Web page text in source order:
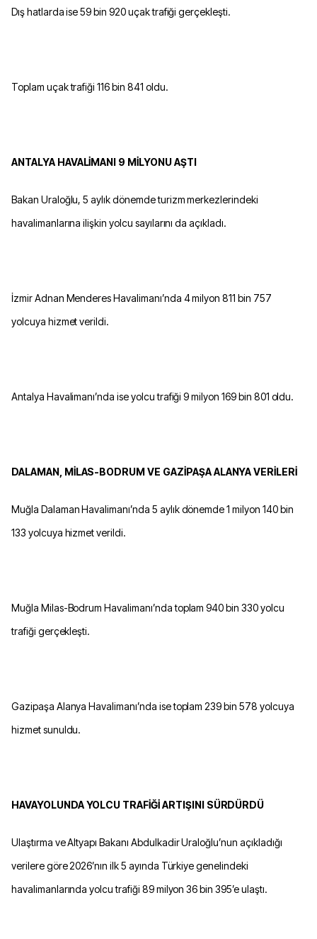
Dış hatlarda ise 59 bin 920 uçak trafiği gerçekleşti.
Toplam uçak trafiği 116 bin 841 oldu.
ANTALYA HAVALİMANI 9 MİLYONU AŞTI
Bakan Uraloğlu, 5 aylık dönemde turizm merkezlerindeki
havalimanlarına ilişkin yolcu sayılarını da açıkladı.
İzmir Adnan Menderes Havalimanı’nda 4 milyon 811 bin 757
yolcuya hizmet verildi.
Antalya Havalimanı’nda ise yolcu trafiği 9 milyon 169 bin 801 oldu.
DALAMAN, MİLAS-BODRUM VE GAZİPAŞA ALANYA VERİLERİ
Muğla Dalaman Havalimanı’nda 5 aylık dönemde 1 milyon 140 bin
133 yolcuya hizmet verildi.
Muğla Milas-Bodrum Havalimanı’nda toplam 940 bin 330 yolcu
trafiği gerçekleşti.
Gazipaşa Alanya Havalimanı’nda ise toplam 239 bin 578 yolcuya
hizmet sunuldu.
HAVAYOLUNDA YOLCU TRAFİĞİ ARTIŞINI SÜRDÜRDÜ
Ulaştırma ve Altyapı Bakanı Abdulkadir Uraloğlu’nun açıkladığı
verilere göre 2026’nın ilk 5 ayında Türkiye genelindeki
havalimanlarında yolcu trafiği 89 milyon 36 bin 395’e ulaştı.